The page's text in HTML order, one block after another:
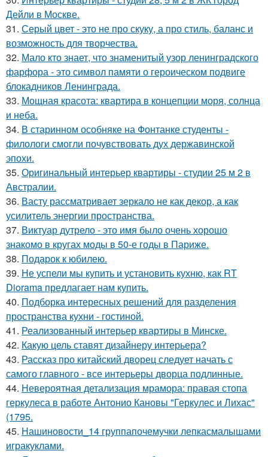
Дейли в Москве.
31. Серый цвет - это не про скуку, а про стиль, баланс и
возможность для творчества.
32. Мало кто знает, что знаменитый узор ленинградского
фарфора - это символ памяти о героическом подвиге
блокадников Ленинграда.
33. Мощная красота: квартира в концепции моря, солнца
и неба.
34. В старинном особняке на Фонтанке студенты -
филологи смогли почувствовать дух державинской
эпохи.
35. Оригинальный интерьер квартиры - студии 25 м 2 в
Австралии.
36. Васту рассматривает зеркало не как декор, а как
усилитель энергии пространства.
37. Виктуар дутрело - это имя было очень хорошо
знакомо в кругах моды в 50-е годы в Париже.
38. Подарок к юбилею.
39. Не успели мы купить и установить кухню, как RT
Diorama предлагает нам купить.
40. Подборка интересных решений для разделения
пространства кухни - гостиной.
41. Реализованный интерьер квартиры в Минске.
42. Какую цель ставят дизайнеру интерьера?
43. Рассказ про китайский дворец следует начать с
самого главного - все интерьеры дворца подлинные.
44. Невероятная детализация мрамора: правая стопа
геркулеса в работе Антонио Кановы "Геркулес и Лихас"
(1795.
45. Нашиновости_14 группапочемучки лепкасмалышами
игракуклами.